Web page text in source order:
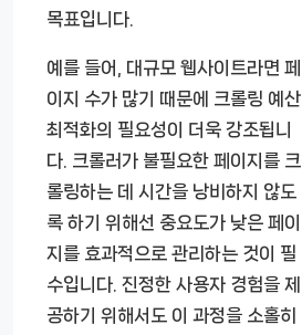
목표입니다.
예를 들어, 대규모 웹사이트라면 페
이지 수가 많기 때문에 크롤링 예산
최적화의 필요성이 더욱 강조됩니
다. 크롤러가 불필요한 페이지를 크
롤링하는 데 시간을 낭비하지 않도
록 하기 위해선 중요도가 낮은 페이
지를 효과적으로 관리하는 것이 필
수입니다. 진정한 사용자 경험을 제
공하기 위해서도 이 과정을 소홀히